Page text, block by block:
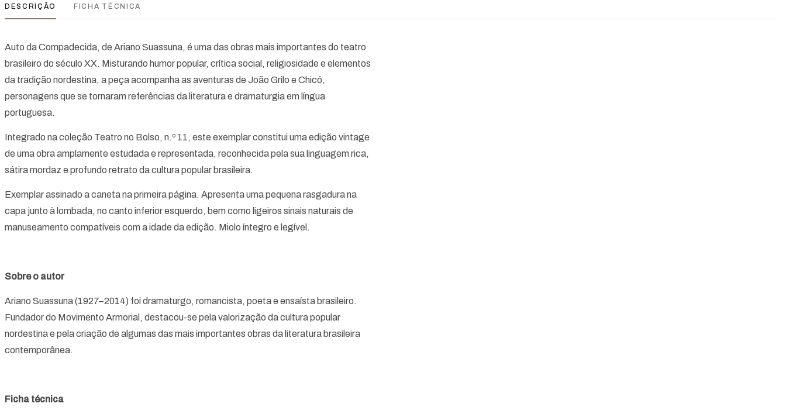
DESCRIÇÃO FICHA TÉCNICA
Auto da Compadecida, de Ariano Suassuna, é uma das obras mais importantes do teatro
brasileiro do século XX. Misturando humor popular, crítica social, religiosidade e elementos
da tradição nordestina, a peça acompanha as aventuras de João Grilo e Chicó,
personagens que se tornaram referências da literatura e dramaturgia em língua
portuguesa.
Integrado na coleção Teatro no Bolso, n.º 11, este exemplar constitui uma edição vintage
de uma obra amplamente estudada e representada, reconhecida pela sua linguagem rica,
sátira mordaz e profundo retrato da cultura popular brasileira.
Exemplar assinado a caneta na primeira página. Apresenta uma pequena rasgadura na
capa junto à lombada, no canto inferior esquerdo, bem como ligeiros sinais naturais de
manuseamento compatíveis com a idade da edição. Miolo íntegro e legível.
Sobre o autor
Ariano Suassuna (1927–2014) foi dramaturgo, romancista, poeta e ensaísta brasileiro.
Fundador do Movimento Armorial, destacou-se pela valorização da cultura popular
nordestina e pela criação de algumas das mais importantes obras da literatura brasileira
contemporânea.
Ficha técnica